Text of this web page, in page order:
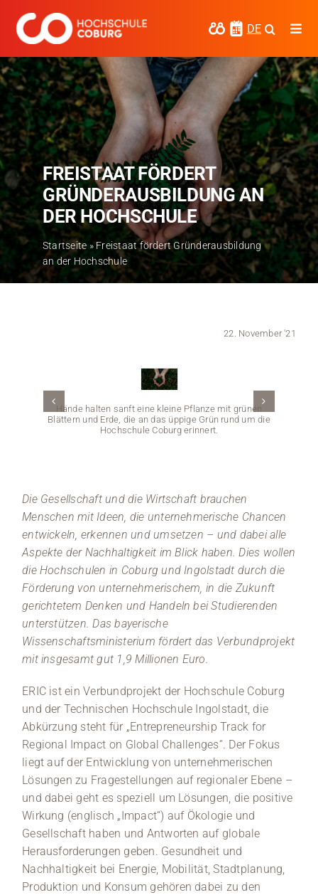
Inhalt
springen
DE
Studieren
Forschen
Kooperieren
Hochschule Coburg
Regionalentwicklung
Entdecke die Region
Informationen für …
News
FREISTAAT FÖRDERT
GRÜNDERAUSBILDUNG AN
DER HOCHSCHULE
Startseite»Freistaat fördert Gründerausbildung
an der Hochschule
22. November '21
Hände halten sanft eine kleine Pflanze mit grünen
Blättern und Erde, die an das üppige Grün rund um die
Hochschule Coburg erinnert.
Die Gesellschaft und die Wirtschaft brauchen
Menschen mit Ideen, die unternehmerische Chancen
entwickeln, erkennen und umsetzen – und dabei alle
Aspekte der Nachhaltigkeit im Blick haben. Dies wollen
die Hochschulen in Coburg und Ingolstadt durch die
Förderung von unternehmerischem, in die Zukunft
gerichtetem Denken und Handeln bei Studierenden
unterstützen. Das bayerische
Wissenschaftsministerium fördert das Verbundprojekt
mit insgesamt gut 1,9 Millionen Euro.
ERIC ist ein Verbundprojekt der Hochschule Coburg
und der Technischen Hochschule Ingolstadt, die
Abkürzung steht für „Entrepreneurship Track for
Regional Impact on Global Challenges“. Der Fokus
liegt auf der Entwicklung von unternehmerischen
Lösungen zu Fragestellungen auf regionaler Ebene –
und dabei geht es speziell um Lösungen, die positive
Wirkung (englisch „Impact“) auf Ökologie und
Gesellschaft haben und Antworten auf globale
Herausforderungen geben. Gesundheit und
Nachhaltigkeit bei Energie, Mobilität, Stadtplanung,
Produktion und Konsum gehören dabei zu den